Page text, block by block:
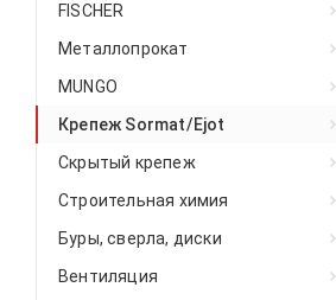
FISCHER
Металлопрокат
MUNGO
Крепеж Sormat/Ejot
Скрытый крепеж
Строительная химия
Буры, сверла, диски
Вентиляция